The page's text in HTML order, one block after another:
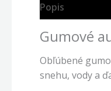
Popis
Gumové
Obľúbené
snehu, vody a